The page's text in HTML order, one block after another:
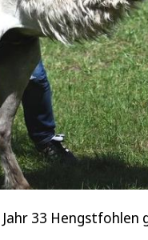
33 Hengstfohlen